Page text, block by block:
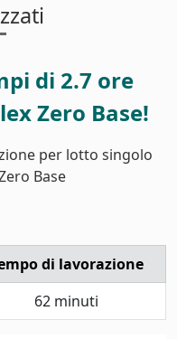
di 2.7 ore
Zero Base!
per lotto singolo
Base
di lavorazione
62 minuti